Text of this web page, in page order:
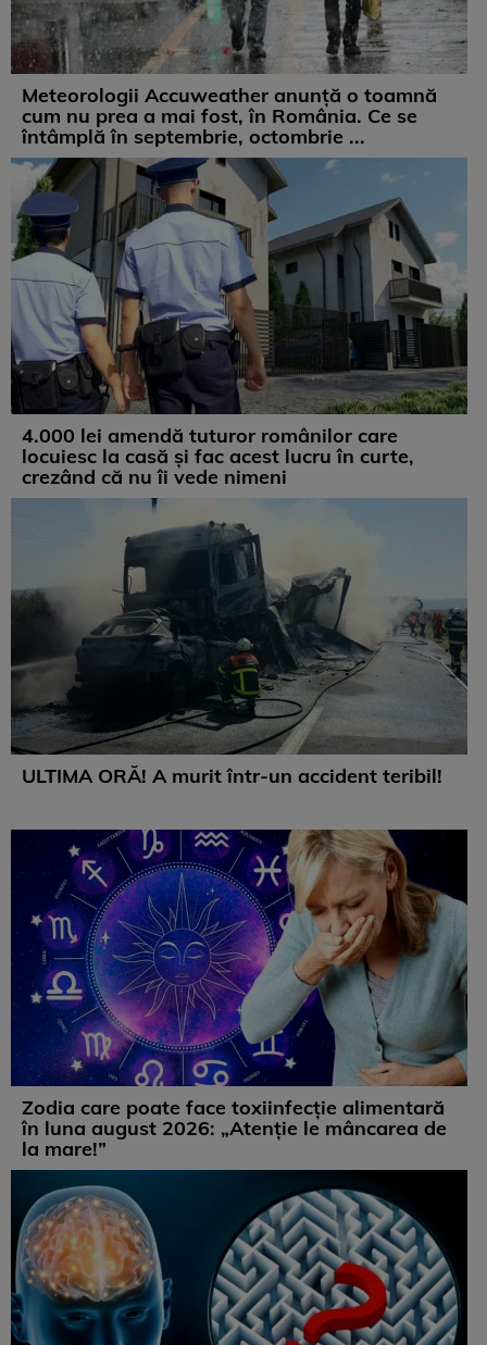
Meteorologii Accuweather anunță o toamnă
cum nu prea a mai fost, în România. Ce se
întâmplă în septembrie, octombrie ...
4.000 lei amendă tuturor românilor care
locuiesc la casă și fac acest lucru în curte,
crezând că nu îi vede nimeni
ULTIMA ORĂ! A murit într-un accident teribil!
Zodia care poate face toxiinfecție alimentară
în luna august 2026: „Atenție le mâncarea de
la mare!”